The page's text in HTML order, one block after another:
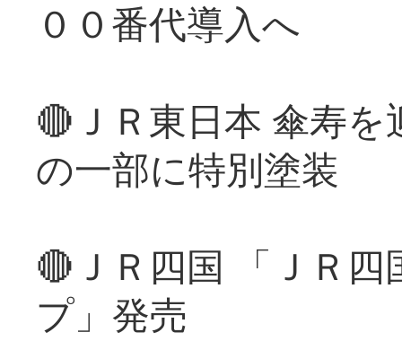
００番代導入へ
🔴ＪＲ東日本 傘寿
の一部に特別塗装
🔴ＪＲ四国 「ＪＲ
プ」発売